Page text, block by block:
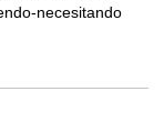
necesitando